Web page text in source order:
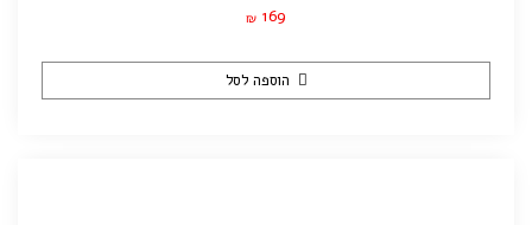
₪ 169
הוספה לסל